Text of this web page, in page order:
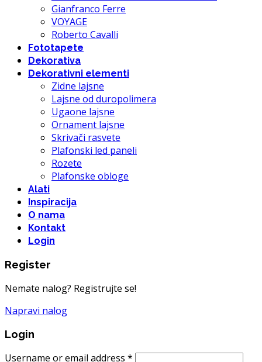
Gianfranco Ferre
VOYAGE
Roberto Cavalli
Fototapete
Dekorativa
Dekorativni elementi
Zidne lajsne
Lajsne od duropolimera
Ugaone lajsne
Ornament lajsne
Skrivači rasvete
Plafonski led paneli
Rozete
Plafonske obloge
Alati
Inspiracija
O nama
Kontakt
Login
Register
Nemate nalog? Registrujte se!
Napravi nalog
Login
Username or email address *